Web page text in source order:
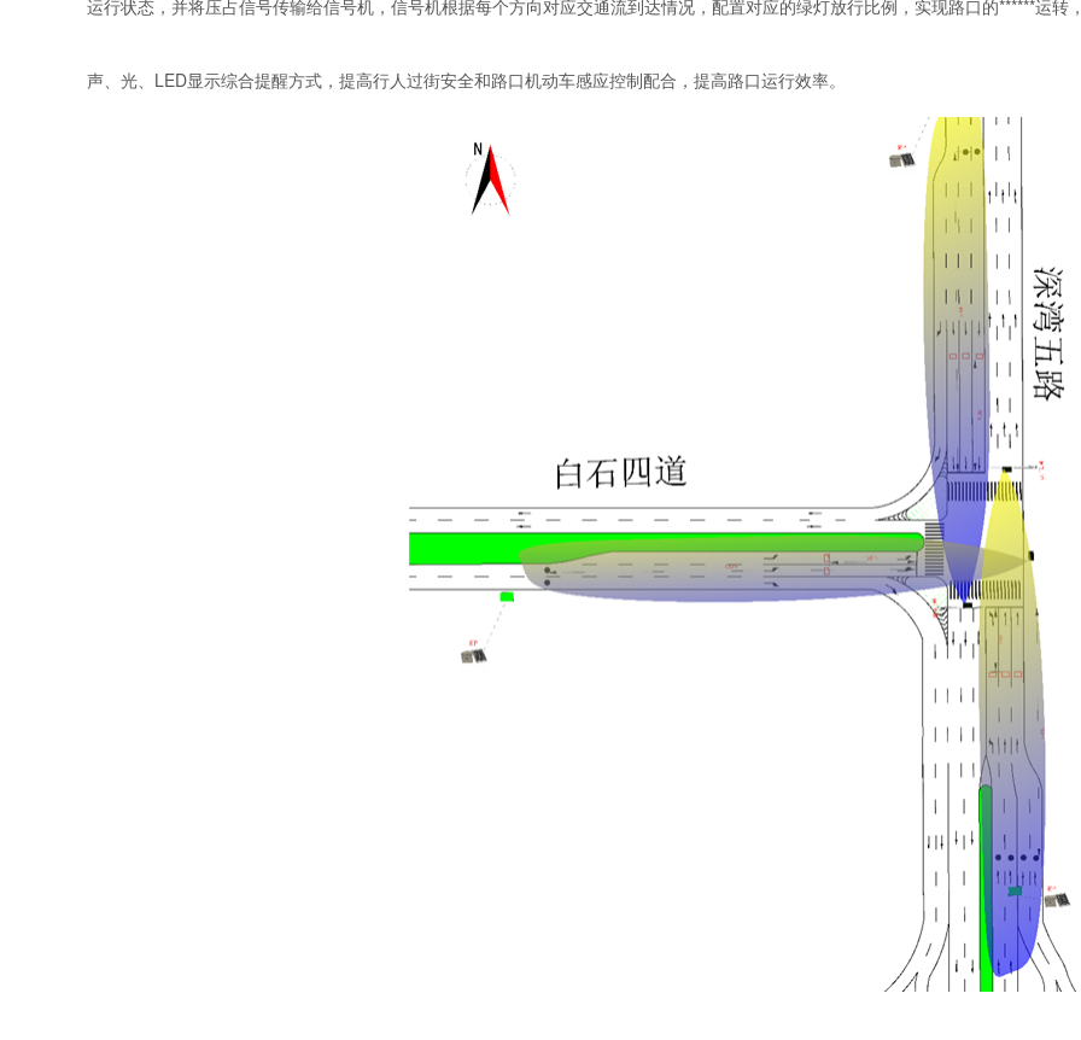
运行状态，并将压占信号传输给信号机，信号机根据每个方向对应交通流到达情况，配置对应的绿灯放行比例，实现路口的******运
声、光、 L ED显示综合提醒方式，提高行人过街安全和路口机动车感应控制配合，提高路口运行效率。